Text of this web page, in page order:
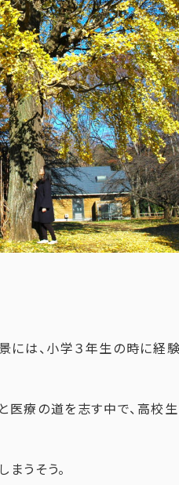
には、小学３年生の時に経
療の道を志す中で、高校
うそう。